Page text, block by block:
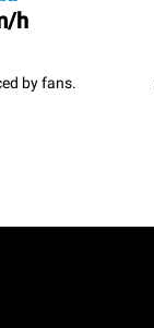
h
by fans.